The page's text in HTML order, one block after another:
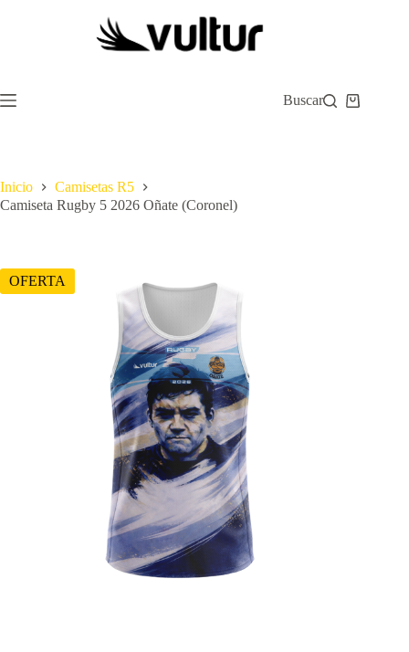
Buscar
Carro
Inicio
Camisetas R5
Camiseta Rugby 5 2026 Oñate (Coronel)
OFERTA